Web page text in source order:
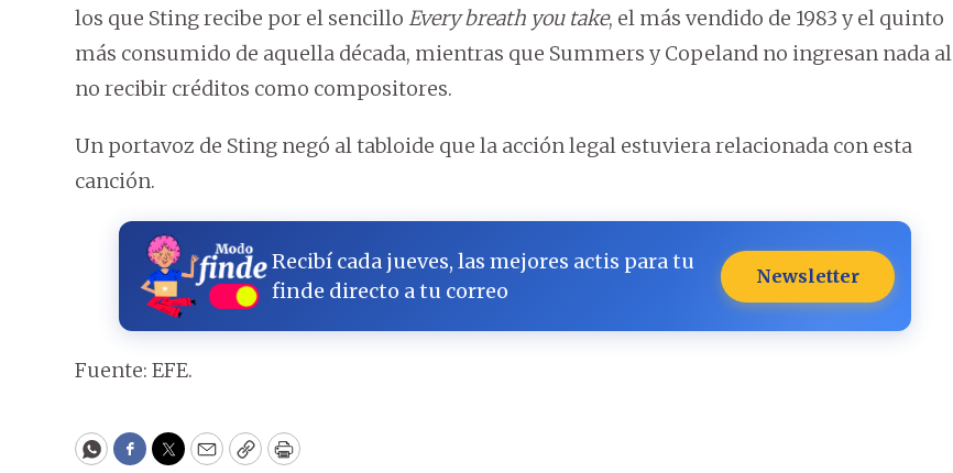
los que Sting recibe por el sencillo Every breath you take, el más vendido de 1983 y el quinto
más consumido de aquella década, mientras que Summers y Copeland no ingresan nada al
no recibir créditos como compositores.
Un portavoz de Sting negó al tabloide que la acción legal estuviera relacionada con esta
canción.
Recibí cada jueves, las mejores actis para tu
finde directo a tu correo
Newsletter
Fuente: EFE.
WhatsApp
Facebook
Twitter
EmailCopyPrint